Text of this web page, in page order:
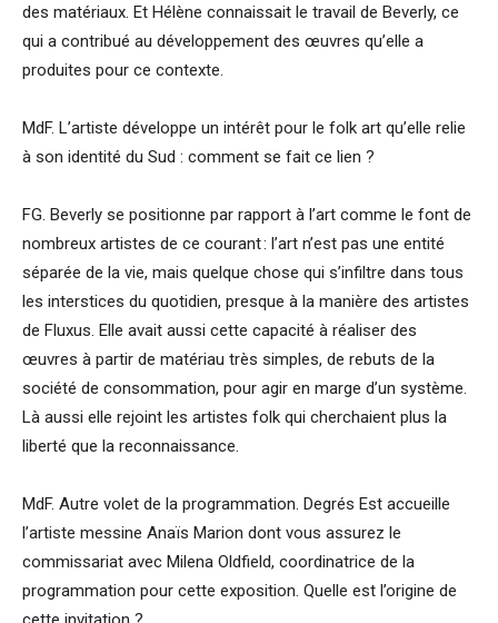
des matériaux. Et Hélène connaissait le travail de Beverly, ce
qui a contribué au développement des œuvres qu’elle a
produites pour ce contexte.
MdF. L’artiste développe un intérêt pour le folk art qu’elle relie
à son identité du Sud : comment se fait ce lien ?
FG. Beverly se positionne par rapport à l’art comme le font de
nombreux artistes de ce courant : l’art n’est pas une entité
séparée de la vie, mais quelque chose qui s’infiltre dans tous
les interstices du quotidien, presque à la manière des artistes
de Fluxus. Elle avait aussi cette capacité à réaliser des
œuvres à partir de matériau très simples, de rebuts de la
société de consommation, pour agir en marge d’un système.
Là aussi elle rejoint les artistes folk qui cherchaient plus la
liberté que la reconnaissance.
MdF. Autre volet de la programmation. Degrés Est accueille
l’artiste messine Anaïs Marion dont vous assurez le
commissariat avec Milena Oldfield, coordinatrice de la
programmation pour cette exposition. Quelle est l’origine de